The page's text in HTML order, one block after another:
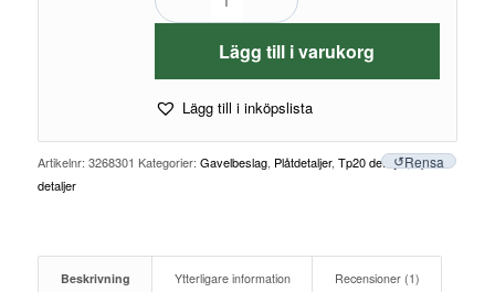
Rensa
Lägg till i varukorg
Lägg till i inköpslista
Artikelnr: 3268301 Kategorier: Gavelbeslag, Plåtdetaljer, Tp20 detaljer,Tp45
detaljer
Beskrivning Ytterligare information Recensioner (1)